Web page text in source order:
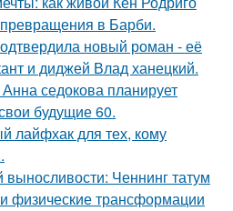
в Барби.
новый роман - её
и диджей Влад ханецкий.
седокова планирует
будущие 60.
лайфхак для тех, кому
Ченнинг татум
физические трансформации